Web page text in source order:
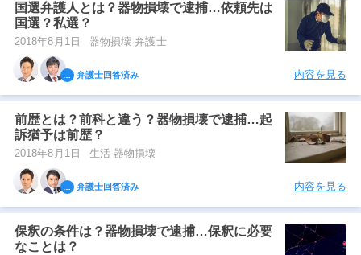
国選弁護人とは？器物損壊で逮捕…依頼先は
国選？私選？
2018年8月1日 器物損壊 弁護士
弁護士回答済み 内容を見る
前歴とは？前科と違う？器物損壊で逮捕…起
訴猶予は前歴？
2018年8月1日 生活 器物損壊
弁護士回答済み 内容を見る
保釈の条件は？器物損壊で逮捕…保釈に必要
なことは？